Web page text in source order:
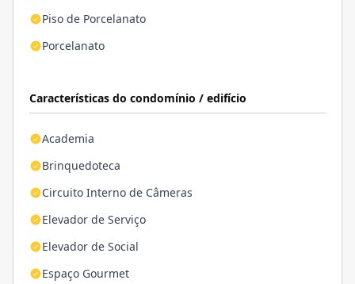
Piso de Porcelanato
Porcelanato
Características do condomínio / edifício
Academia
Brinquedoteca
Circuito Interno de Câmeras
Elevador de Serviço
Elevador de Social
Espaço Gourmet